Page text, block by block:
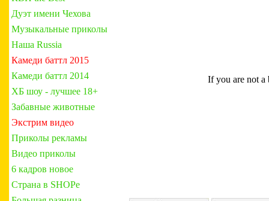
Дуэт имени Чехова
Музыкальные приколы
Наша Russia
Камеди баттл 2015
Камеди баттл 2014
ХБ шоу - лучшее 18+
Забавные животные
Экстрим видео
Приколы рекламы
Видео приколы
6 кадров новое
Страна в SHOPe